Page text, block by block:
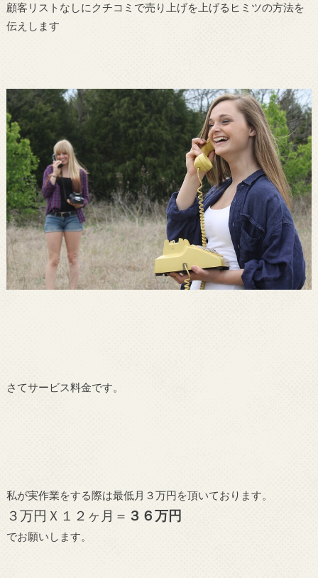
顧客リストなしにクチコミで売り上げを上げるヒミツの方法を
伝えします
さてサービス料金です。
私が実作業をする際は最低月３万円を頂いております。
３万円Ｘ１２ヶ月＝ ３６万円
でお願いします。